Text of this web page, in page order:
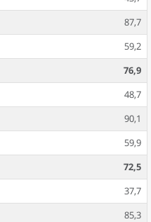
87,7
59,2
76,9
48,7
90,1
59,9
72,5
37,7
85,3